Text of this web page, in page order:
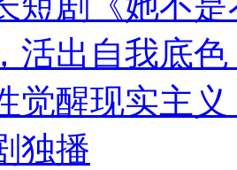
活出自我底色
觉醒现实主
独播